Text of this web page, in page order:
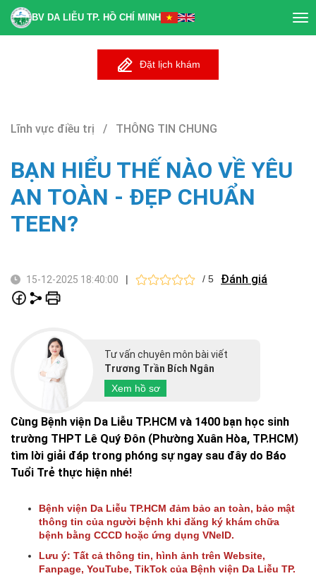
BV DA LIỄU TP. HỒ CHÍ MINH
Đặt lịch khám
Lĩnh vực điều trị / THÔNG TIN CHUNG
BẠN HIỂU THẾ NÀO VỀ YÊU
AN TOÀN - ĐẸP CHUẨN
TEEN?
15-12-2025 18:40:00 | / 5 Đánh giá
Tư vấn chuyên môn bài viết
Trương Trần Bích Ngân
Xem hồ sơ
Cùng Bệnh viện Da Liễu TP.HCM và 1400 bạn học sinh
trường THPT Lê Quý Đôn (Phường Xuân Hòa, TP.HCM)
tìm lời giải đáp trong phóng sự ngay sau đây do Báo
Tuổi Trẻ thực hiện nhé!
Bệnh viện Da Liễu TP.HCM đảm bảo an toàn, bảo mật
thông tin của người bệnh khi đăng ký khám chữa
bệnh bằng CCCD hoặc ứng dụng VNeID.
Lưu ý: Tất cả thông tin, hình ảnh trên Website,
Fanpage, YouTube, TikTok của Bệnh viện Da Liễu TP.